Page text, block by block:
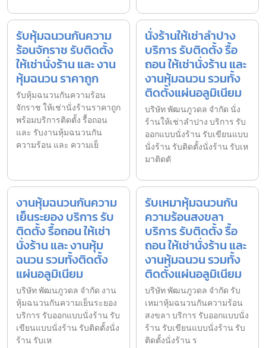
รับหุ้มฉนวนกันความ
ร้อนจักราช รับติดตั้ง
ให้เช่านั่งร้าน และ งาน
หุ้มฉนวน ราคาถูก
รับหุ้มฉนวนกันความร้อน
จักราช ให้เช่านั่งร้านราคาถูก
พร้อมบริการติดตั้ง รื้อถอน
และ รับงานหุ้มฉนวนกัน
ความร้อน และ ความเย็
นั่งร้านให้เช่าลำปาง
บริการ รับติดตั้ง รื้อ
ถอน ให้เช่านั่งร้าน และ
งานหุ้มฉนวน รวมทั้ง
ติดตั้งแผ่นอลูมิเนียม
บริษัท พัฒนภูวดล จำกัด นั่ง
ร้านให้เช่าลำปาง บริการ รับ
ออกแบบนั่งร้าน รับเขียนแบบ
นั่งร้าน รับติดตั้งนั่งร้าน รับเห
มาติดตั
งานหุ้มฉนวนกันความ
เย็นระยอง บริการ รับ
ติดตั้ง รื้อถอน ให้เช่า
นั่งร้าน และ งานหุ้ม
ฉนวน รวมทั้งติดตั้ง
แผ่นอลูมิเนียม
บริษัท พัฒนภูวดล จำกัด งาน
หุ้มฉนวนกันความเย็นระยอง
บริการ รับออกแบบนั่งร้าน รับ
เขียนแบบนั่งร้าน รับติดตั้งนั่ง
ร้าน รับเห
รับเหมาหุ้มฉนวนกัน
ความร้อนสงขลา
บริการ รับติดตั้ง รื้อ
ถอน ให้เช่านั่งร้าน และ
งานหุ้มฉนวน รวมทั้ง
ติดตั้งแผ่นอลูมิเนียม
บริษัท พัฒนภูวดล จำกัด รับ
เหมาหุ้มฉนวนกันความร้อน
สงขลา บริการ รับออกแบบนั่ง
ร้าน รับเขียนแบบนั่งร้าน รับ
ติดตั้งนั่งร้าน ร